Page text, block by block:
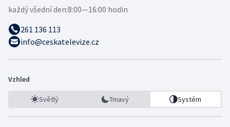
každý všední den:8:00—16:00 hodin
261 136 113
info@ceskatelevize.cz
Vzhled
Světlý Tmavý Systém